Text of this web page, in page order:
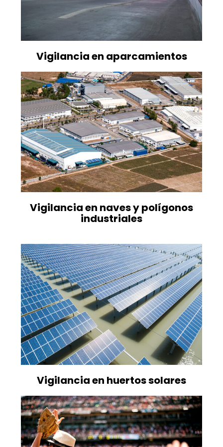
Vigilancia en aparcamientos
Vigilancia en naves y polígonos
industriales
Vigilancia en huertos solares